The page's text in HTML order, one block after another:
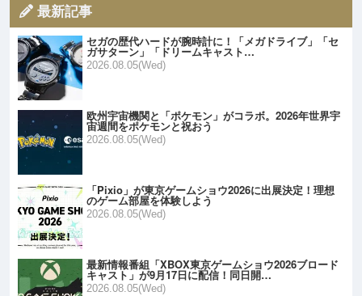
最新記事
セガの歴代ハードが腕時計に！「メガドライブ」「セ
ガサターン」「ドリームキャスト…
2026.08.05(Wed)
欧州宇宙機関と「ポケモン」がコラボ。2026年世界宇
宙週間をポケモンと祝おう
2026.08.05(Wed)
「Pixio」が東京ゲームショウ2026に出展決定！理想
のゲーム部屋を体験しよう
2026.08.05(Wed)
最新情報番組「XBOX東京ゲームショウ2026ブロード
キャスト」が9月17日に配信！同日開…
2026.08.05(Wed)